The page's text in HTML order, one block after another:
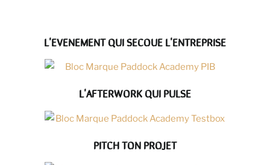
L'EVENEMENT QUI SECOUE L'ENTREPRISE
L'AFTERWORK QUI PULSE
PITCH TON PROJET